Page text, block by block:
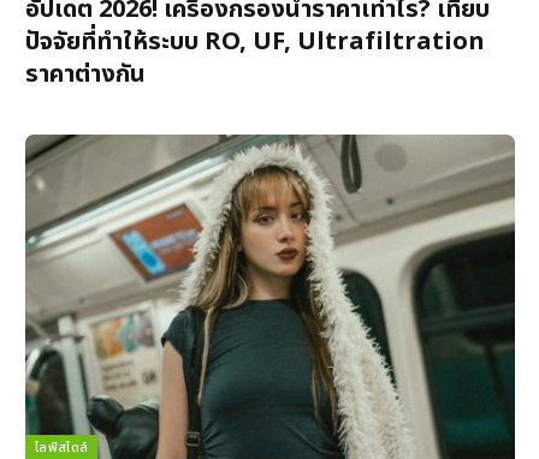
อัปเดต 2026! เครื่องกรองน้ำราคาเท่าไร? เทียบ
ปัจจัยที่ทำให้ระบบ RO, UF, Ultrafiltration
ราคาต่างกัน
ไลฟ์สไตล์